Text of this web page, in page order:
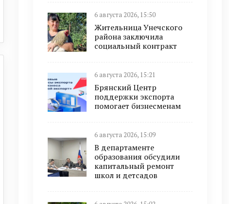
6 августа 2026, 15:50
Жительница Унечского
района заключила
социальный контракт
6 августа 2026, 15:21
Брянский Центр
поддержки экспорта
помогает бизнесменам
6 августа 2026, 15:09
В департаменте
образования обсудили
капитальный ремонт
школ и детсадов